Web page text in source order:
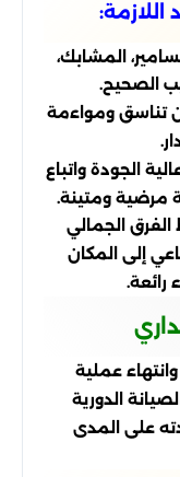
اللازمة:
المشابك،
الصحيح.
تناسق ومواءمة
الجودة واتباع
مرضية ومتينة.
الفرق الجمالي
إلى المكان
رائعة.
عملية
الدورية
على المدى